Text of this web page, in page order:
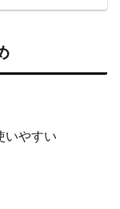
いやすい